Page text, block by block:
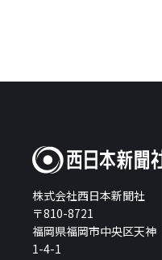
株式会社西日本新聞社
〒810-8721
福岡県福岡市中央区天神
1-4-1